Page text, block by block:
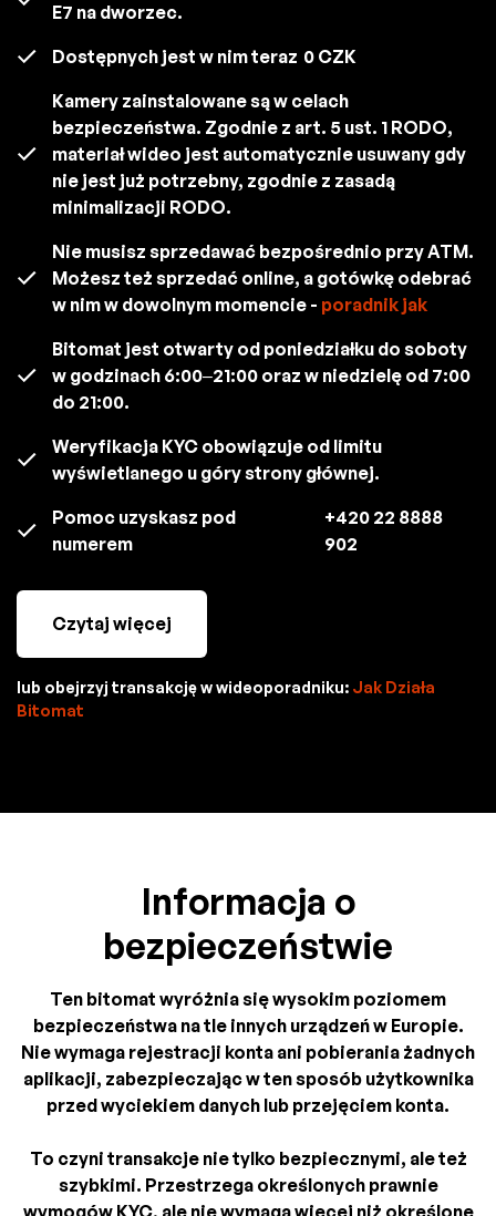
E7 na dworzec.
Dostępnych jest w nim teraz 0 CZK
Kamery zainstalowane są w celach
bezpieczeństwa. Zgodnie z art. 5 ust. 1 RODO,
materiał wideo jest automatycznie usuwany gdy
nie jest już potrzebny, zgodnie z zasadą
minimalizacji RODO.
Nie musisz sprzedawać bezpośrednio przy ATM.
Możesz też sprzedać online, a gotówkę odebrać
w nim w dowolnym momencie - poradnik jak
Bitomat jest otwarty od poniedziałku do soboty
w godzinach 6:00–21:00 oraz w niedzielę od 7:00
do 21:00.
Weryfikacja KYC obowiązuje od limitu
wyświetlanego u góry strony głównej.
Pomoc uzyskasz pod
numerem
+420 22 8888
902
Czytaj więcej
lub obejrzyj transakcję w wideoporadniku: Jak Działa
Bitomat
Informacja o
bezpieczeństwie
Ten bitomat wyróżnia się wysokim poziomem
bezpieczeństwa na tle innych urządzeń w Europie.
Nie wymaga rejestracji konta ani pobierania żadnych
aplikacji, zabezpieczając w ten sposób użytkownika
przed wyciekiem danych lub przejęciem konta.
To czyni transakcje nie tylko bezpiecznymi, ale też
szybkimi. Przestrzega określonych prawnie